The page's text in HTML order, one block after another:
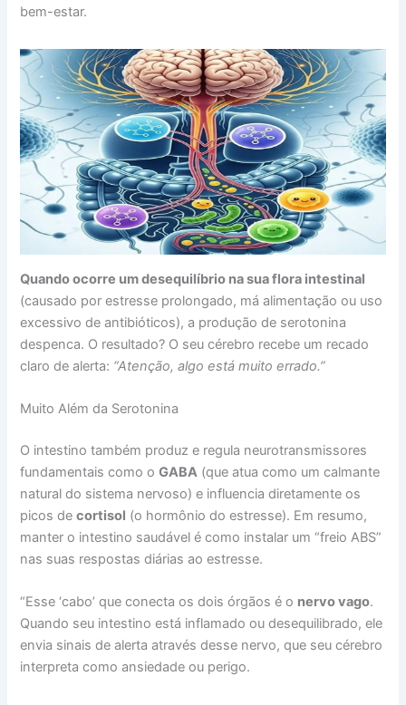
bem-estar.
Quando ocorre um desequilíbrio na sua flora intestinal
(causado por estresse prolongado, má alimentação ou uso
excessivo de antibióticos), a produção de serotonina
despenca. O resultado? O seu cérebro recebe um recado
claro de alerta: “Atenção, algo está muito errado.”
Muito Além da Serotonina
O intestino também produz e regula neurotransmissores
fundamentais como oGABA (que atua como um calmante
natural do sistema nervoso) e influencia diretamente os
picos decortisol (o hormônio do estresse). Em resumo,
manter o intestino saudável é como instalar um “freio ABS”
nas suas respostas diárias ao estresse.
“Esse ‘cabo’ que conecta os dois órgãos é o nervo vago.
Quando seu intestino está inflamado ou desequilibrado, ele
envia sinais de alerta através desse nervo, que seu cérebro
interpreta como ansiedade ou perigo.